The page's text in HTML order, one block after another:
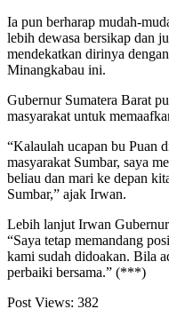
Ia pun berharap mudah-
lebih dewasa bersikap dan
mendekatkan dirinya
Minangkabau ini.
Gubernur Sumatera Barat
masyarakat untuk
“Kalaulah ucapan bu Puan
masyarakat Sumbar, saya
beliau dan mari ke depan
Sumbar,” ajak Irwan.
Lebih lanjut Irwan
“Saya tetap memandang
kami sudah didoakan. Bila
perbaiki bersama.” (***)
Post Views: 382